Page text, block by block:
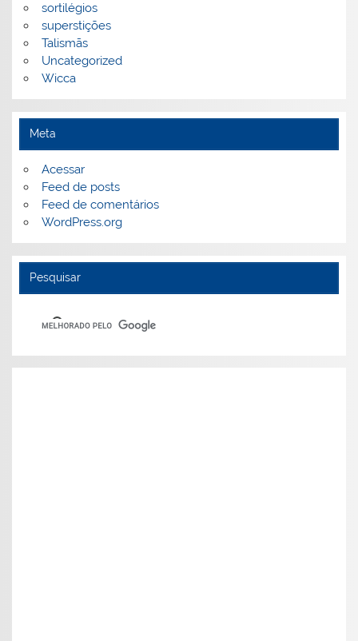
sortilégios
superstições
Talismãs
Uncategorized
Wicca
Meta
Acessar
Feed de posts
Feed de comentários
WordPress.org
Pesquisar